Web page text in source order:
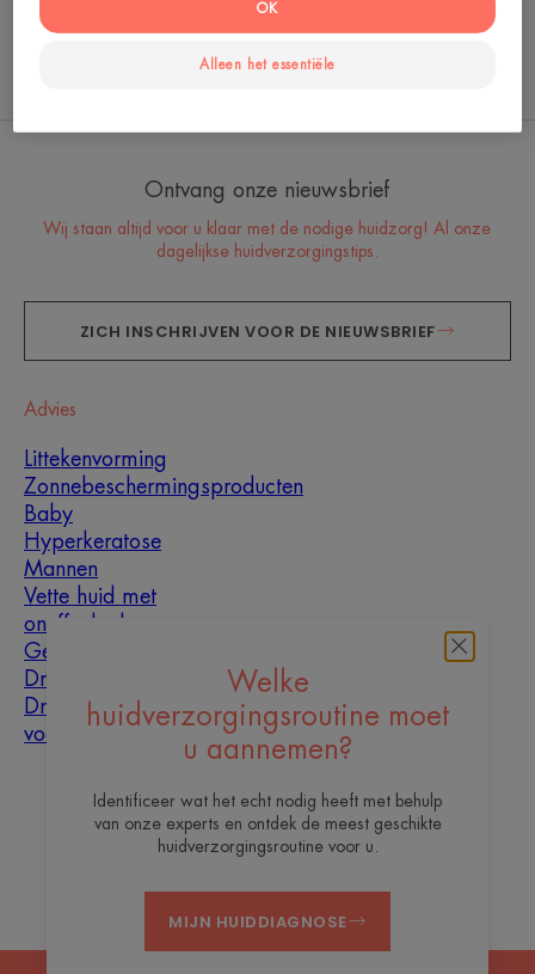
Welke
huidverzorgingsroutine moet
u aannemen?
Identificeer wat het echt nodig heeft met behulp
van onze experts en ontdek de meest geschikte
huidverzorgingsroutine voor u.
MIJN HUIDDIAGNOSE
Het hydrotherapiecentrum
In de voorhoede van
Ontvang onze nieuwsbrief
Wij staan altijd voor u klaar met de nodige huidzorg! Al onze
dagelijkse huidverzorgingstips.
ZICH INSCHRIJVEN VOOR DE NIEUWSBRIEF
Advies
Littekenvorming
Zonnebeschermingsproducten
Baby
Hyperkeratose
Mannen
Vette huid met
oneffenheden
Gemengde huid
Droge huid
Droogheid en
vochtarme huid
Over ons
ContactVeelgestelde vragen
Alleen het essentiële
OK